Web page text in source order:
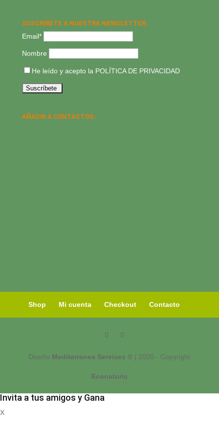
SUSCRÍBETE A NUESTRA NEWSLETTER:
Email*
Nombre
He leído y acepto la POLÍTICA DE PRIVACIDAD
AÑADIR A CONTACTOS:
Shop Mi cuenta Checkout Contacto
Diseño Mediterranea Services © | 2020 - Copyright
Econaturis
Invita a tus amigos y Gana
X